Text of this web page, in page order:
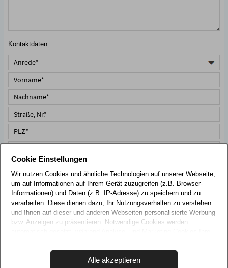
Kontaktdaten
Pflichtfeld
Ich habe dieDatenschutzerklärungzur Kenntnis genommen
und stimme der Verarbeitung meiner Daten zur Beantwortung
meiner Anfrage zu. (Widerruf jederzeit möglich.)
*
Cookie Einstellungen
Wir nutzen Cookies und ähnliche Technologien auf unserer Webseite,
um auf Informationen auf Ihrem Gerät zuzugreifen (z.B. Browser-
Informationen) und Daten (z.B. IP-Adresse) zu speichern und zu
verarbeiten. Diese dienen dazu, Ihr Nutzungsverhalten zu verstehen
und Ihnen auf dieser und anderen Webseiten personalisierte Werbung
bzw. Anzeigen zu präsentieren. Notwendige Cookies werden
USA, verarbeitet werden, wo Ihre Daten nicht mit den gleichen
Datenschutzstandards geschützt sind wie in der EU.
Alle akzeptieren